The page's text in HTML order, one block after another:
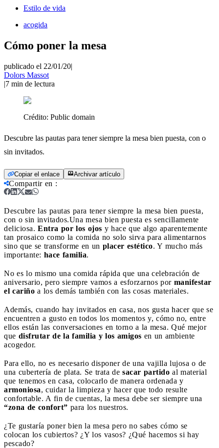
Estilo de vida
acogida
Cómo poner la mesa
publicado el 22/01/20|
Dolors Massot
|7 min de lectura
Crédito: Public domain
Descubre las pautas para tener siempre la mesa bien puesta, con o
sin invitados.
Copiar el enlace Archivar artículo
Compartir en :
Descubre las pautas para tener siempre la mesa bien puesta,
con o sin invitados.Una mesa bien puesta es sencillamente
deliciosa. Entra por los ojos y hace que algo aparentemente
tan prosaico como la comida no solo sirva para alimentarnos
sino que se transforme en un placer estético. Y mucho más
importante: hace familia.
No es lo mismo una comida rápida que una celebración de
aniversario, pero siempre vamos a esforzarnos por manifestar
el cariño a los demás también con las cosas materiales.
Además, cuando hay invitados en casa, nos gusta hacer que se
encuentren a gusto en todos los momentos y, cómo no, entre
ellos están las conversaciones en torno a la mesa. Qué mejor
que disfrutar de la familia y los amigos en un ambiente
acogedor.
Para ello, no es necesario disponer de una vajilla lujosa o de
una cubertería de plata. Se trata de sacar partido al material
que tenemos en casa, colocarlo de manera ordenada y
armoniosa, cuidar la limpieza y hacer que todo resulte
confortable. A fin de cuentas, la mesa debe ser siempre una
“zona de confort” para los nuestros.
¿Te gustaría poner bien la mesa pero no sabes cómo se
colocan los cubiertos? ¿Y los vasos? ¿Qué hacemos si hay
pescado?